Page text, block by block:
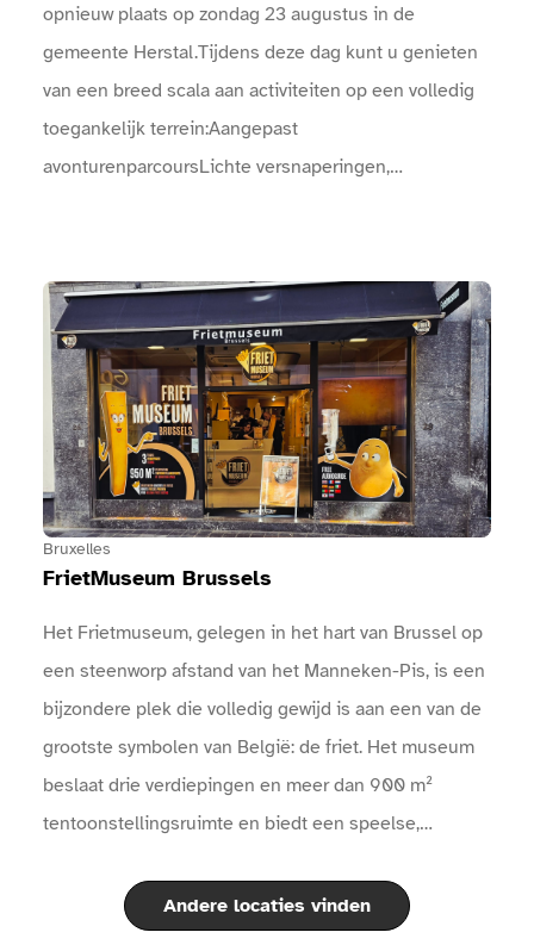
opnieuw plaats op zondag 23 augustus in de
gemeente Herstal.Tijdens deze dag kunt u genieten
van een breed scala aan activiteiten op een volledig
toegankelijk terrein:Aangepast
avonturenparcoursLichte versnaperingen,
mee feesten! U zult niet teleurgesteld zijn!Het
volledige programma met concerten, animatie, sport,
…: Een boog markeert de ingang van het
evenement.Bij de ingangen is een infopunt
aanwezig.Er zijn sanitaire voorzieningen
beschikbaar.Er zijn drinkwaterpunten beschikbaar.
Bruxelles
FrietMuseum Brussels
Het Frietmuseum, gelegen in het hart van Brussel op
een steenworp afstand van het Manneken-Pis, is een
bijzondere plek die volledig gewijd is aan een van de
grootste symbolen van België: de friet. Het museum
beslaat drie verdiepingen en meer dan 900 m²
tentoonstellingsruimte en biedt een speelse,
fascinerende geschiedenis van de aardappel en de
beroemde Belgische friet.Aan de hand van moderne
Bekijk FrietMuseum Brussels
Andere locaties vinden